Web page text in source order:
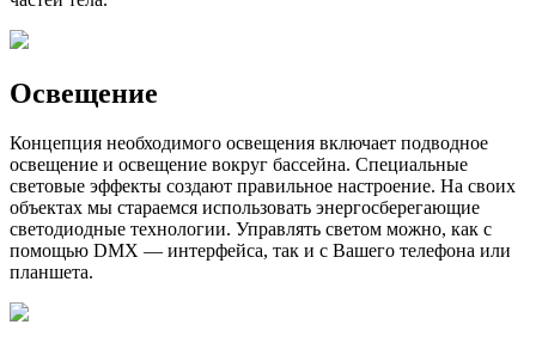
Освещение
Концепция необходимого освещения включает подводное
освещение и освещение вокруг бассейна. Специальные
световые эффекты создают правильное настроение. На своих
объектах мы стараемся использовать энергосберегающие
светодиодные технологии. Управлять светом можно, как с
помощью DMX — интерфейса, так и с Вашего телефона или
планшета.